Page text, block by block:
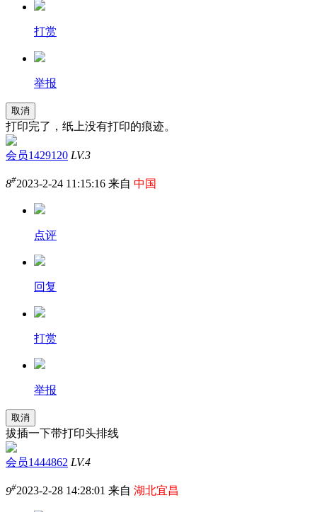
打赏
举报
取消
打印完了，纸上没有打印的痕迹。
会员1429120 LV.3
8#2023-2-24 11:15:16 来自 中国
点评
回复
打赏
举报
取消
拔插一下带打印头排线
会员1444862 LV.4
9#2023-2-28 14:28:01 来自 湖北宜昌